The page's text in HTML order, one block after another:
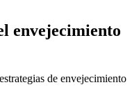
envejecimiento
de envejecimiento